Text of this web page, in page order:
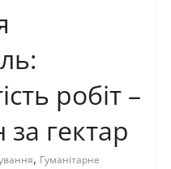
робіт –
за гектар
, Гуманітарне